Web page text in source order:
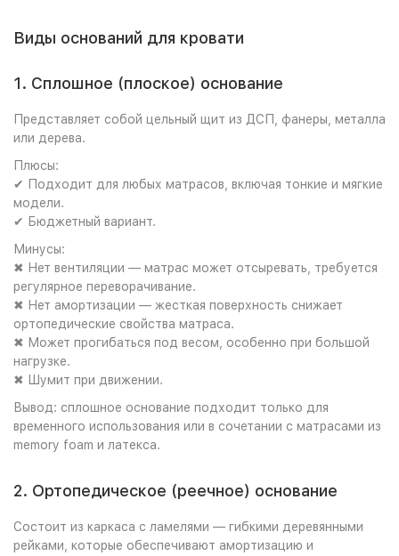
Виды оснований для кровати
1. Сплошное (плоское) основание
Представляет собой цельный щит из ДСП, фанеры, металла
или дерева.
Плюсы:
✔ Подходит для любых матрасов, включая тонкие и мягкие
модели.
✔ Бюджетный вариант.
Минусы:
✖ Нет вентиляции — матрас может отсыревать, требуется
регулярное переворачивание.
✖ Нет амортизации — жесткая поверхность снижает
ортопедические свойства матраса.
✖ Может прогибаться под весом, особенно при большой
нагрузке.
✖ Шумит при движении.
Вывод: сплошное основание подходит только для
временного использования или в сочетании с матрасами из
memory foam и латекса.
2. Ортопедическое (реечное) основание
Состоит из каркаса с ламелями — гибкими деревянными
рейками, которые обеспечивают амортизацию и